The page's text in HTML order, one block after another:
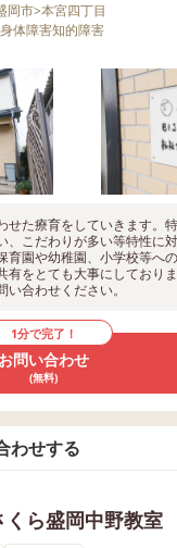
岡市>本宮四丁目
身体障害知的障害
せた療育をしていきます。
、こだわりが多い等特性に
育園や幼稚園、小学校等へ
有をとても大事にしており
合わせください。
1分で完了！
お問い合わせ
(無料)
わせする
くら盛岡中野教室